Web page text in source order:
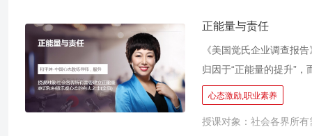
正能量与责任
《美国觉氏企业调查报
归因于“正能量的提升”
而激发企业迅速成长，
2、 为什么个别老员工
4、 如何让每一位员工
心态激励,职业素养
授课对象：社会各界所